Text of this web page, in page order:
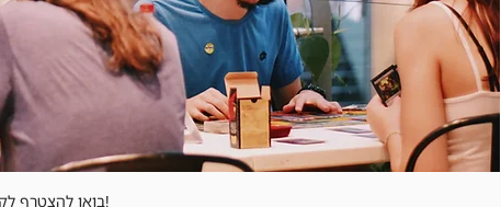
בואו להצטרף לקהילה!